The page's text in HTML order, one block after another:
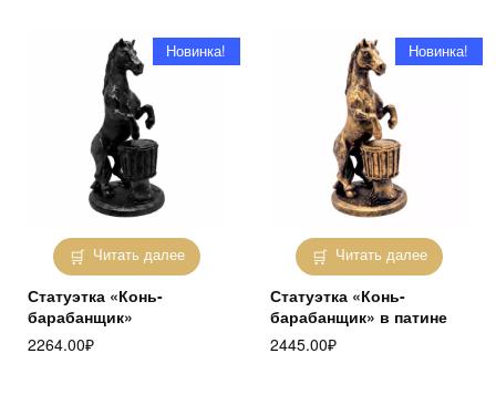
Читать далее
Новинка!
Статуэтка «Конь-
барабанщик»
2264.00₽
Читать далее
Новинка!
Статуэтка «Конь-
барабанщик» в патине
2445.00₽